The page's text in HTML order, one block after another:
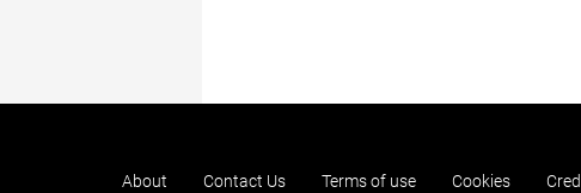
About Contact Us Terms of use Cookies